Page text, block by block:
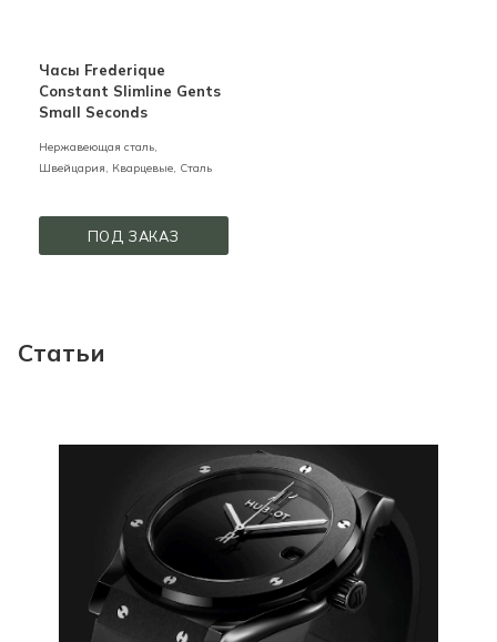
Часы Frederique
Constant Slimline Gents
Small Seconds
Нержавеющая сталь,
Швейцария, Кварцевые, Сталь
ПОД ЗАКАЗ
Статьи